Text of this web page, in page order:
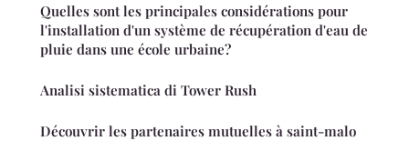
Quelles sont les principales considérations pour
l'installation d'un système de récupération d'eau de
pluie dans une école urbaine?
Analisi sistematica di Tower Rush
Découvrir les partenaires mutuelles à saint-malo